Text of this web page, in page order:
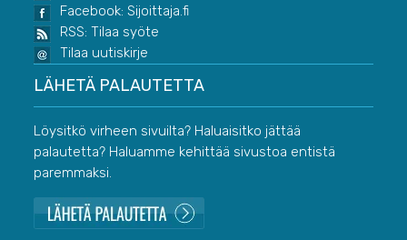
Facebook: Sijoittaja.fi
RSS: Tilaa syöte
Tilaa uutiskirje
LÄHETÄ PALAUTETTA
Löysitkö virheen sivuilta? Haluaisitko jättää
palautetta? Haluamme kehittää sivustoa entistä
paremmaksi.